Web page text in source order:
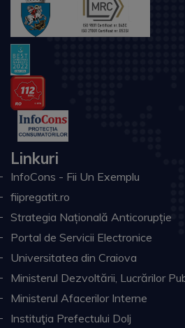
Linkuri
InfoCons - Fii Un Exemplu
fiipregatit.ro
Strategia Națională Anticorupție
Portal de Servicii Electronice
Universitatea din Craiova
Ministerul Dezvoltării, Lucrărilor
Ministerul Afacerilor Interne
Instituţia Prefectului Dolj